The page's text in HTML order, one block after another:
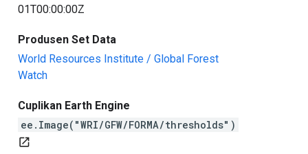
01T00:00:00Z
Produsen Set Data
World Resources Institute / Global Forest
Watch
Cuplikan Earth Engine
ee.Image("WRI/GFW/FORMA/thresholds")
open_in_new